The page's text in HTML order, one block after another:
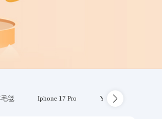
毯 Iphone 17 Pro Yubikey